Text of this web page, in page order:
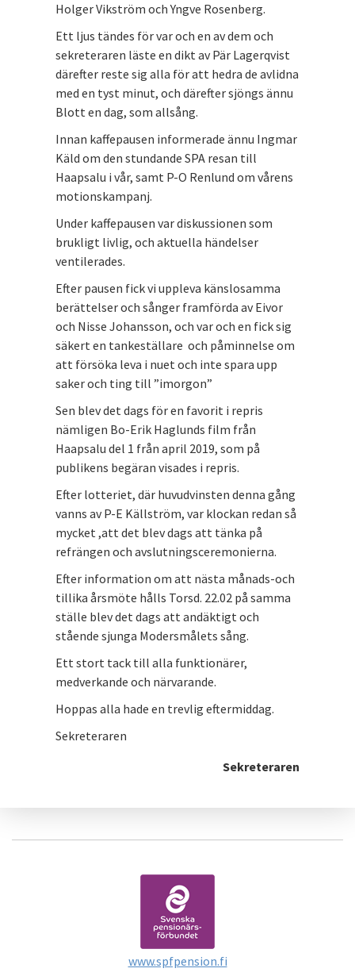
Holger Vikström och Yngve Rosenberg.
Ett ljus tändes för var och en av dem och
sekreteraren läste en dikt av Pär Lagerqvist
därefter reste sig alla för att hedra de avlidna
med en tyst minut, och därefter sjöngs ännu
Blott en dag, som allsång.
Innan kaffepausen informerade ännu Ingmar
Käld om den stundande SPA resan till
Haapsalu i vår, samt P-O Renlund om vårens
motionskampanj.
Under kaffepausen var diskussionen som
brukligt livlig, och aktuella händelser
ventilerades.
Efter pausen fick vi uppleva känslosamma
berättelser och sånger framförda av Eivor
och Nisse Johansson, och var och en fick sig
säkert en tankeställare och påminnelse om
att försöka leva i nuet och inte spara upp
saker och ting till ”imorgon”
Sen blev det dags för en favorit i repris
nämligen Bo-Erik Haglunds film från
Haapsalu del 1 från april 2019, som på
publikens begäran visades i repris.
Efter lotteriet, där huvudvinsten denna gång
vanns av P-E Källström, var klockan redan så
mycket ,att det blev dags att tänka på
refrängen och avslutningsceremonierna.
Efter information om att nästa månads-och
tillika årsmöte hålls Torsd. 22.02 på samma
ställe blev det dags att andäktigt och
stående sjunga Modersmålets sång.
Ett stort tack till alla funktionärer,
medverkande och närvarande.
Hoppas alla hade en trevlig eftermiddag.
Sekreteraren
Sekreteraren
www.spfpension.fi